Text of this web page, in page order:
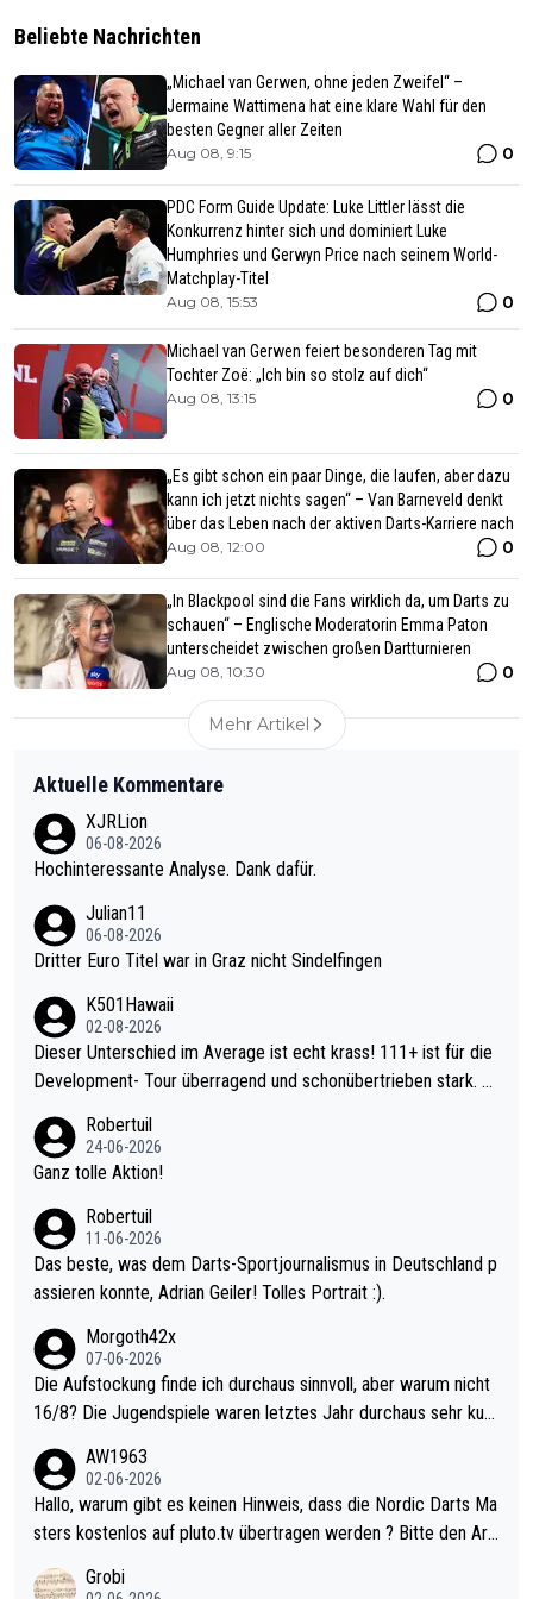
Beliebte Nachrichten
„Michael van Gerwen, ohne jeden Zweifel“ –
Jermaine Wattimena hat eine klare Wahl für den
besten Gegner aller Zeiten
Aug 08, 9:15 0
PDC Form Guide Update: Luke Littler lässt die
Konkurrenz hinter sich und dominiert Luke
Humphries und Gerwyn Price nach seinem World-
Matchplay-Titel
Aug 08, 15:53 0
Michael van Gerwen feiert besonderen Tag mit
Tochter Zoë: „Ich bin so stolz auf dich“
Aug 08, 13:15 0
„Es gibt schon ein paar Dinge, die laufen, aber dazu
kann ich jetzt nichts sagen“ – Van Barneveld denkt
über das Leben nach der aktiven Darts-Karriere nach
Aug 08, 12:00 0
„In Blackpool sind die Fans wirklich da, um Darts zu
schauen“ – Englische Moderatorin Emma Paton
unterscheidet zwischen großen Dartturnieren
Aug 08, 10:30 0
Mehr Artikel
Aktuelle Kommentare
XJRLion
06-08-2026
Hochinteressante Analyse. Dank dafür.
Julian11
06-08-2026
Dritter Euro Titel war in Graz nicht Sindelfingen
K501Hawaii
02-08-2026
Dieser Unterschied im Average ist echt krass! 111+ ist für die
Development- Tour überragend und schonübertrieben stark. U
mal 40+ erst recht. Da gewinnst keinen Blumentopf - ist ja noc
h krasser wie ein Pokalspiel eines Kreisligisten vs einem Bund
Robertuil
24-06-2026
Ganz tolle Aktion!
Robertuil
11-06-2026
Das beste, was dem Darts-Sportjournalismus in Deutschland p
assieren konnte, Adrian Geiler! Tolles Portrait :).
Morgoth42x
07-06-2026
Die Aufstockung finde ich durchaus sinnvoll, aber warum nicht
16/8? Die Jugendspiele waren letztes Jahr durchaus sehr kurz
Allerdings ist Mitchell Lawrie als Nummer 1 der Welt eh qualifi
ziert. Somit ändert die automatische Qualifikation des Weltmei
sters erstmal nichts. Ich denke sie wollen damit für nächstes J
ohl wenig WDF Turniere spielen. Dies war bei Archie Self letzt
AW1963
02-06-2026
Hallo, warum gibt es keinen Hinweis, dass die Nordic Darts Ma
sters kostenlos auf pluto.tv übertragen werden ? Bitte den Arti
Grobi